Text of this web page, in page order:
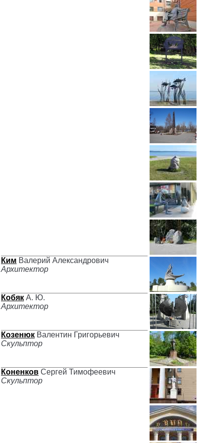
Ким Валерий Александрович
Архитектор
Кобяк А. Ю.
Архитектор
Козенюк Валентин Григорьевич
Скульптор
Коненков Сергей Тимофеевич
Скульптор